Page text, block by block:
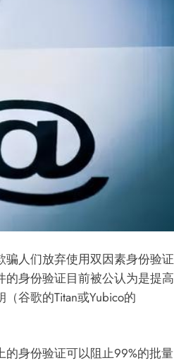
人们放弃使用双因素身份验证
身份验证目前被公认为是提高
谷歌的Titan或Yubico的
身份验证可以阻止99%的批量